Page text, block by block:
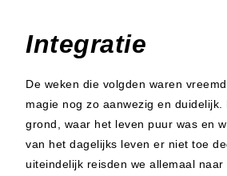
Integratie
De weken die volgden waren
magie nog zo aanwezig en duidelijk.
grond, waar het leven puur was en
van het dagelijks leven er niet toe
uiteindelijk reisden we allemaal naar